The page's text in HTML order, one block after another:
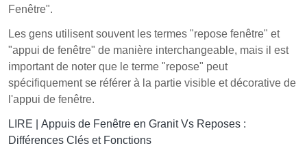
Fenêtre".
Les gens utilisent souvent les termes "repose fenêtre" et
"appui de fenêtre" de manière interchangeable, mais il est
important de noter que le terme "repose" peut
spécifiquement se référer à la partie visible et décorative de
l'appui de fenêtre.
LIRE | Appuis de Fenêtre en Granit Vs Reposes :
Différences Clés et Fonctions